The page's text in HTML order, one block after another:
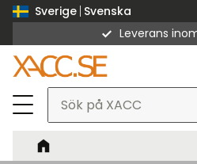
Sverige Svenska
Leverans